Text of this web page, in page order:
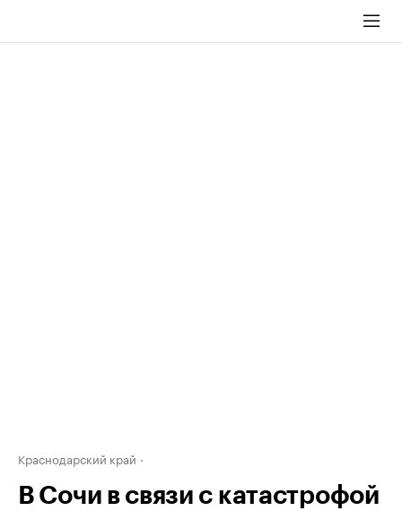
Краснодарский край
В Сочи в связи с катастрофой